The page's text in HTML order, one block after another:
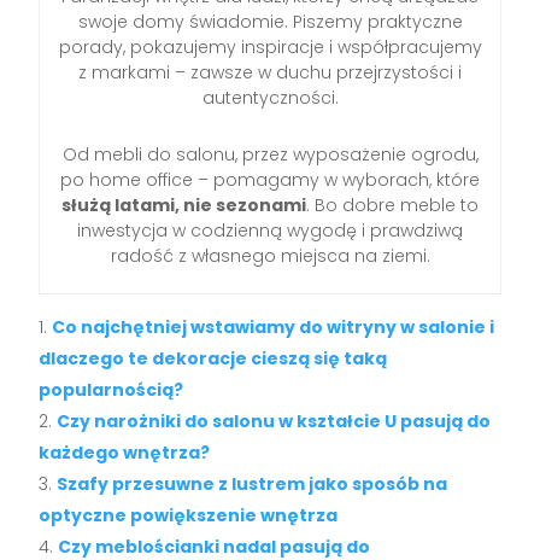
swoje domy świadomie. Piszemy praktyczne
porady, pokazujemy inspiracje i współpracujemy
z markami – zawsze w duchu przejrzystości i
autentyczności.
Od mebli do salonu, przez wyposażenie ogrodu,
po home office – pomagamy w wyborach, które
służą latami, nie sezonami. Bo dobre meble to
inwestycja w codzienną wygodę i prawdziwą
radość z własnego miejsca na ziemi.
Co najchętniej wstawiamy do witryny w salonie i
dlaczego te dekoracje cieszą się taką
popularnością?
Czy narożniki do salonu w kształcie U pasują do
każdego wnętrza?
Szafy przesuwne z lustrem jako sposób na
optyczne powiększenie wnętrza
Czy meblościanki nadal pasują do